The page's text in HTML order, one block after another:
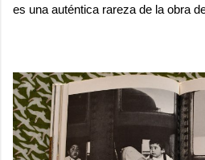
es una auténtica rareza de la obra